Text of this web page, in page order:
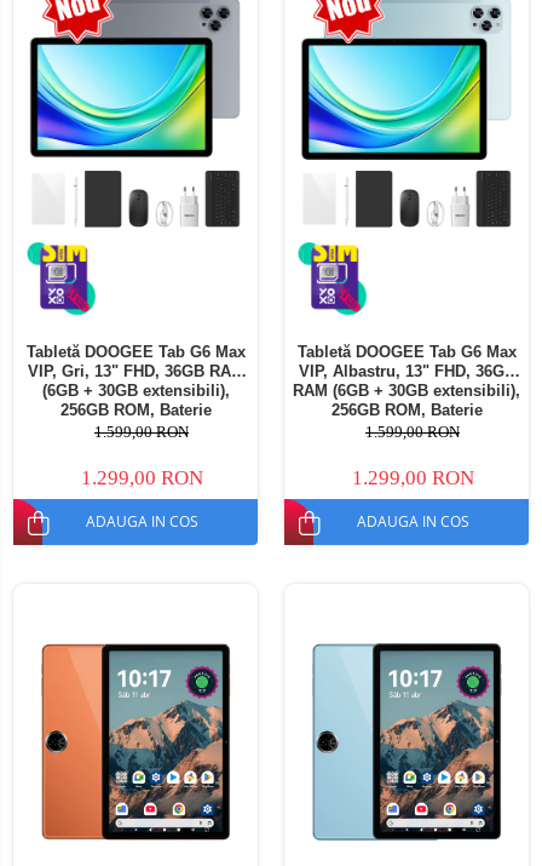
Telefoane mobile Ulefone
Telefoane mobile Unihertz
Telefoane mobile Cubot
Telefoane mobile Blackview
Telefoane mobile OSCAL
Telefoane mobile Fossibot
Telefoane mobile Lagenio
Telefoane mobile Samsung
Telefoane mobile iSEN
Telefoane mobile HUAWEI
Telefoane mobile iHunt
Telefoane mobile Xiaomi
Telefoane mobile Realme
Telefoane mobile ZTE Nubia
Tabletă DOOGEE Tab G6 Max
VIP, Gri, 13" FHD, 36GB RAM
(6GB + 30GB extensibili),
256GB ROM, Baterie
10800mAh, Android, Wi-Fi
1.599,00 RON
1.299,00 RON
ADAUGA IN COS
Tabletă DOOGEE Tab G6 Max
VIP, Albastru, 13" FHD, 36GB
RAM (6GB + 30GB extensibili),
256GB ROM, Baterie
10800mAh, Android, Wi-Fi
1.599,00 RON
1.299,00 RON
ADAUGA IN COS